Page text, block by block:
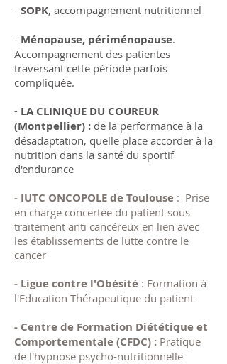
- SOPK, accompagnement nutritionnel
- Ménopause, périménopause.
Accompagnement des patientes
traversant cette période parfois
compliquée.
- LA CLINIQUE DU COUREUR
(Montpellier) : de la performance à la
désadaptation, quelle place accorder à la
nutrition dans la santé du sportif
d'endurance
- IUTC ONCOPOLE de Toulouse : Prise
en charge concertée du patient sous
traitement anti cancéreux en lien avec
les établissements de lutte contre le
cancer
- Ligue contre l'Obésité : Formation à
l'Education Thérapeutique du patient
- Centre de Formation Diététique et
Comportementale (CFDC) : Pratique
de l'hypnose psycho-nutritionnelle